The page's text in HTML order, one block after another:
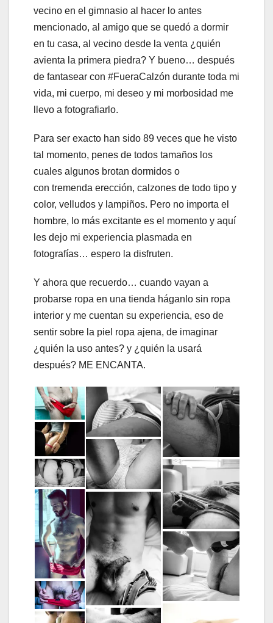
vecino en el gimnasio al hacer lo antes
mencionado, al amigo que se quedó a dormir
en tu casa, al vecino desde la venta ¿quién
avienta la primera piedra? Y bueno… después
de fantasear con #FueraCalzón durante toda mi
vida, mi cuerpo, mi deseo y mi morbosidad me
llevo a fotografiarlo.
Para ser exacto han sido 89 veces que he visto
tal momento, penes de todos tamaños los
cuales algunos brotan dormidos o
con tremenda erección, calzones de todo tipo y
color, velludos y lampiños. Pero no importa el
hombre, lo más excitante es el momento y aquí
les dejo mi experiencia plasmada en
fotografías… espero la disfruten.
Y ahora que recuerdo… cuando vayan a
probarse ropa en una tienda háganlo sin ropa
interior y me cuentan su experiencia, eso de
sentir sobre la piel ropa ajena, de imaginar
¿quién la uso antes? y ¿quién la usará
después? ME ENCANTA.